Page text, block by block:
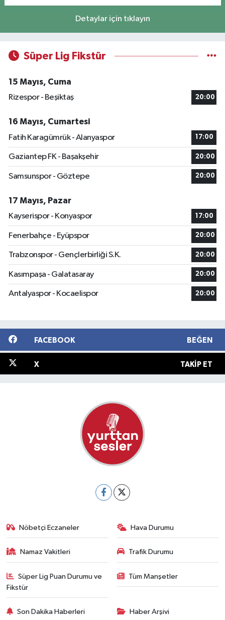
Detaylar için tıklayın
Süper Lig Fikstür
15 Mayıs, Cuma
Rizespor - Beşiktaş
20:00
16 Mayıs, Cumartesi
Fatih Karagümrük - Alanyaspor
17:00
Gaziantep FK - Başakşehir 20:00
Samsunspor - Göztepe 20:00
17 Mayıs, Pazar
Kayserispor - Konyaspor
17:00
Fenerbahçe - Eyüpspor 20:00
Trabzonspor - Gençlerbirliği S.K. 20:00
Kasımpaşa - Galatasaray 20:00
Antalyaspor - Kocaelispor 20:00
FACEBOOK BEĞEN
X TAKIP ET
Nöbetçi Eczaneler Hava Durumu
Namaz Vakitleri Trafik Durumu
Süper Lig Puan Durumu ve
Fikstür
Tüm Manşetler
Son Dakika Haberleri Haber Arşivi